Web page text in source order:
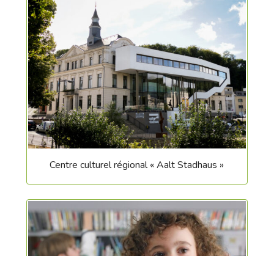
Centre culturel régional « Aalt Stadhaus »